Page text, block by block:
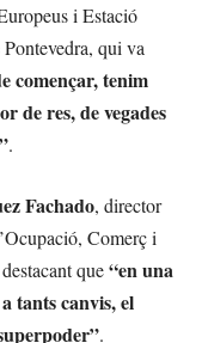
i Estació
qui va
començar, tenim
de res, de vegades
.
Fachado, director
Comerç i
que“en una
tants canvis, el
.